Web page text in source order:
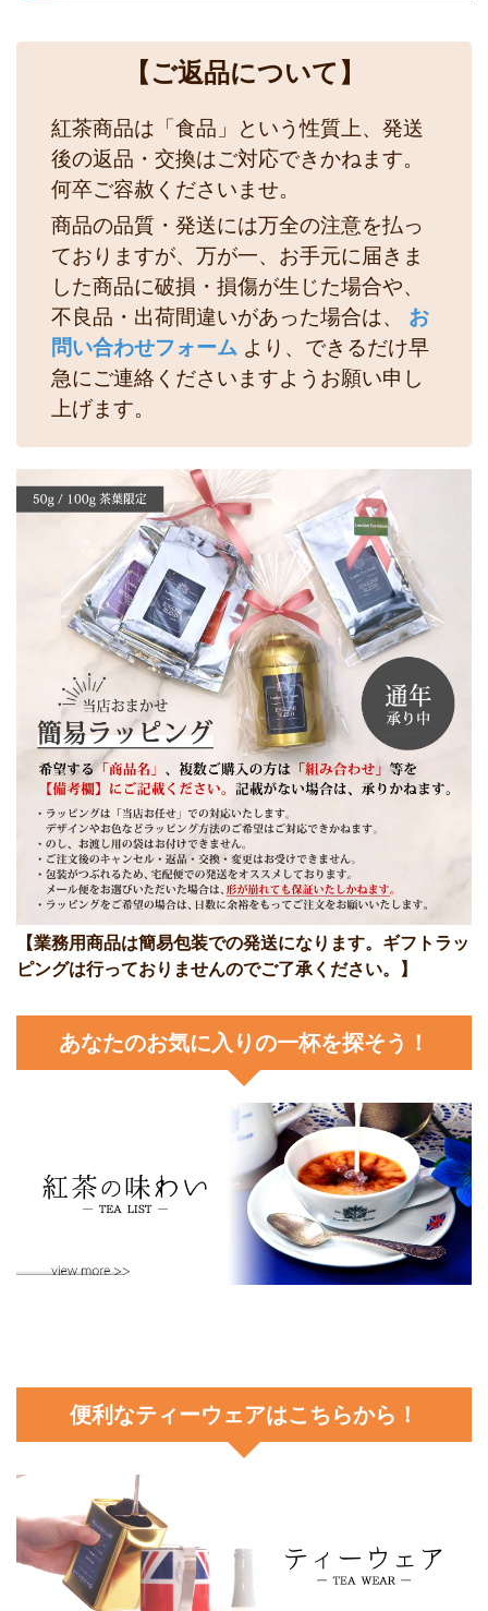
【ご返品について】
紅茶商品は「食品」という性質上、発送
後の返品・交換はご対応できかねます。
何卒ご容赦くださいませ。
商品の品質・発送には万全の注意を払っ
ておりますが、万が一、お手元に届きま
した商品に破損・損傷が生じた場合や、
不良品・出荷間違いがあった場合は、
お
問い合わせフォーム より、できるだけ早
急にご連絡くださいますようお願い申し
上げます。
【業務用商品は簡易包装での発送になります。ギフトラッ
ピングは行っておりませんのでご了承ください。】
あなたのお気に入りの一杯を探そう！
便利なティーウェアはこちらから！